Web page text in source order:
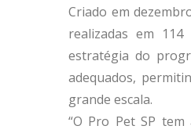
Criado em
realizadas em
estratégia do
adequados,
grande escala.
“O Pro Pet SP